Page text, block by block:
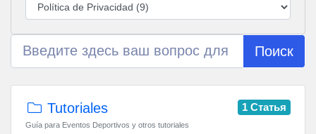
Поиск
1 Статья
Tutoriales
Guía para Eventos Deportivos y otros tutoriales